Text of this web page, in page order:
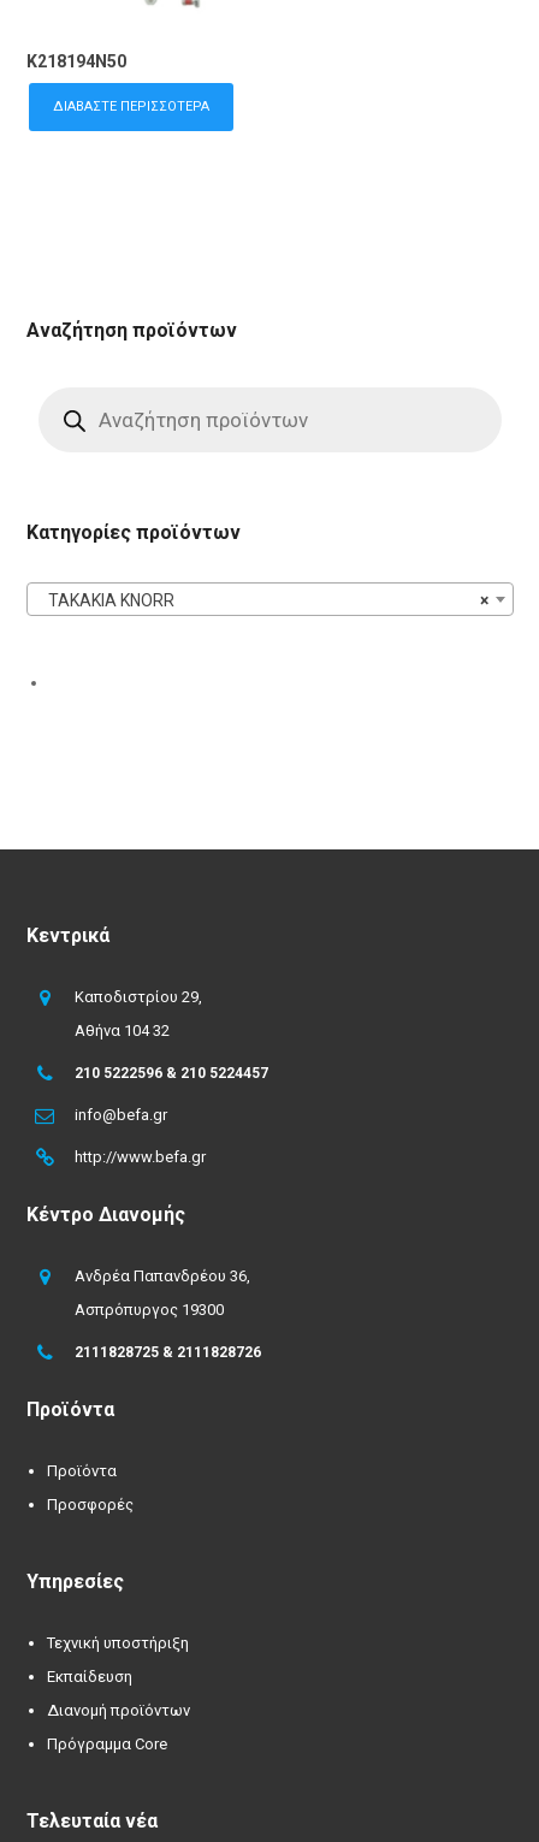
K218194N50
ΔΙΑΒΆΣΤΕ ΠΕΡΙΣΣΌΤΕΡΑ
Αναζήτηση προϊόντων
search
Κατηγορίες προϊόντων
×
ΤΑΚΑΚΙΑ KNORR
Κεντρικά
Καποδιστρίου 29,
Αθήνα 104 32
210 5222596 & 210 5224457
info@befa.gr
http://www.befa.gr
Κέντρο Διανομής
Ανδρέα Παπανδρέου 36,
Ασπρόπυργος 19300
2111828725 & 2111828726
Προϊόντα
Προϊόντα
Προσφορές
Υπηρεσίες
Τεχνική υποστήριξη
Εκπαίδευση
Διανομή προϊόντων
Πρόγραμμα Core
Τελευταία νέα